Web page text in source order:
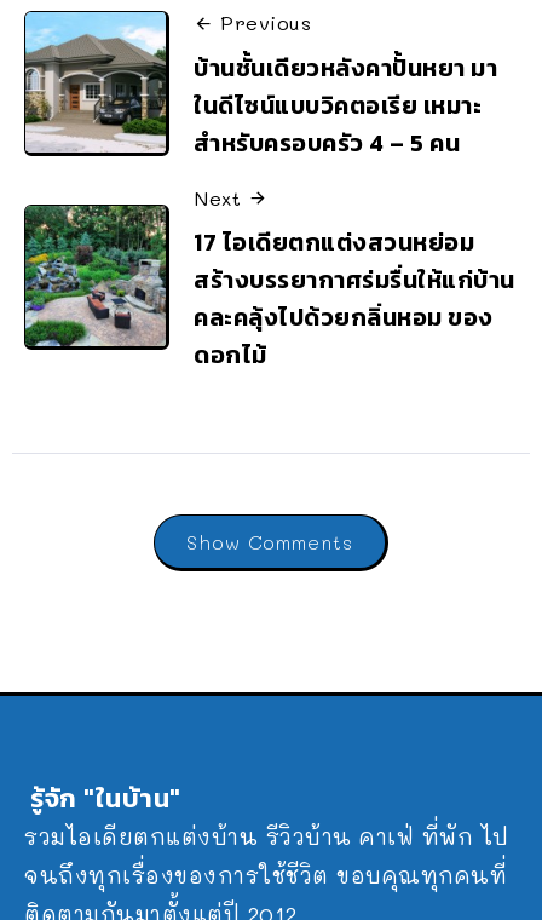
Previous
บ้านชั้นเดียวหลังคาปั้นหยา มา
ในดีไซน์แบบวิคตอเรีย เหมาะ
สำหรับครอบครัว 4 – 5 คน
Next
17 ไอเดียตกแต่งสวนหย่อม
สร้างบรรยากาศร่มรื่นให้แก่บ้าน
คละคลุ้งไปด้วยกลิ่นหอม ของ
ดอกไม้
Show Comments
รู้จัก "ในบ้าน"
รวมไอเดียตกแต่งบ้าน รีวิวบ้าน คาเฟ่ ที่พัก ไป
จนถึงทุกเรื่องของการใช้ชีวิต ขอบคุณทุกคนที่
ติดตามกันมาตั้งแต่ปี 2012